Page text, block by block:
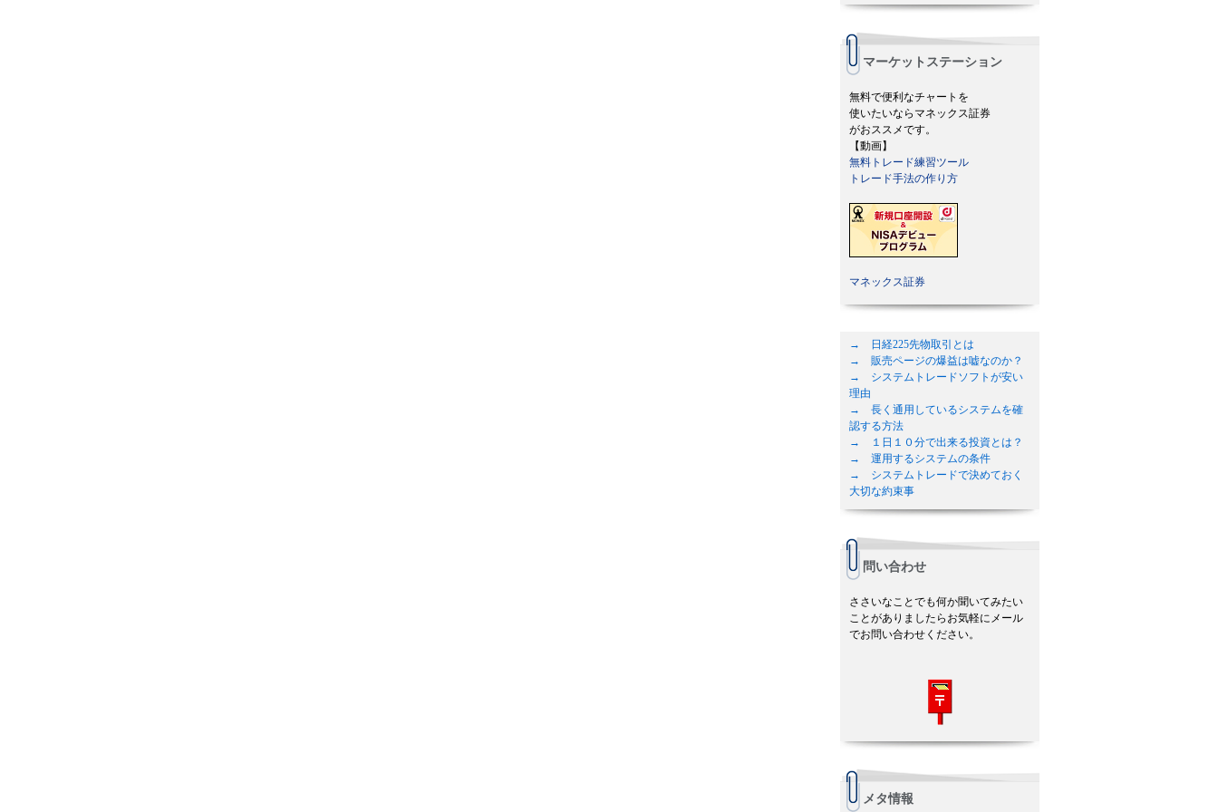
マーケットステーション
無料で便利なチャートを
使いたいならマネックス証券
がおススメです。
【動画】
無料トレード練習ツール
トレード手法の作り方
マネックス証券
→ 日経225先物取引とは
→ 販売ページの爆益は嘘なのか？
→ システムトレードソフトが安い
理由
→ 長く通用しているシステムを確
認する方法
→ １日１０分で出来る投資とは？
→ 運用するシステムの条件
→ システムトレードで決めておく
大切な約束事
問い合わせ
ささいなことでも何か聞いてみたい
ことがありましたらお気軽にメール
でお問い合わせください。
メタ情報